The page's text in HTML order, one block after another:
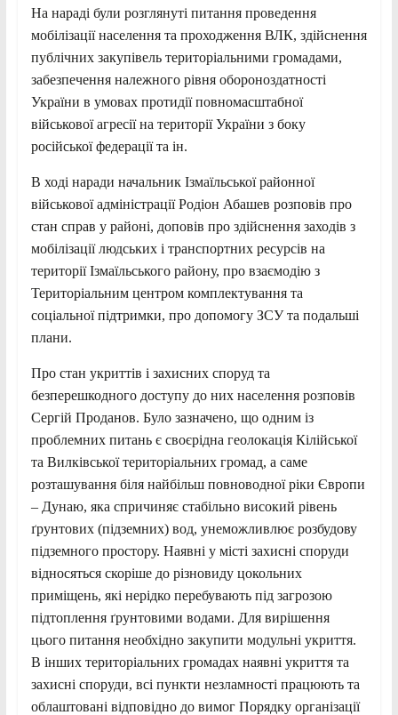
На нараді були розглянуті питання проведення
мобілізації населення та проходження ВЛК, здійснення
публічних закупівель територіальними громадами,
забезпечення належного рівня обороноздатності
України в умовах протидії повномасштабної
військової агресії на території України з боку
російської федерації та ін.
В ході наради начальник Ізмаїльської районної
військової адміністрації Родіон Абашев розповів про
стан справ у районі, доповів про здійснення заходів з
мобілізації людських і транспортних ресурсів на
території Ізмаїльського району, про взаємодію з
Територіальним центром комплектування та
соціальної підтримки, про допомогу ЗСУ та подальші
плани.
Про стан укриттів і захисних споруд та
безперешкодного доступу до них населення розповів
Сергій Проданов. Було зазначено, що одним із
проблемних питань є своєрідна геолокація Кілійської
та Вилківської територіальних громад, а саме
розташування біля найбільш повноводної ріки Європи
– Дунаю, яка спричиняє стабільно високий рівень
ґрунтових (підземних) вод, унеможливлює розбудову
підземного простору. Наявні у місті захисні споруди
відносяться скоріше до різновиду цокольних
приміщень, які нерідко перебувають під загрозою
підтоплення ґрунтовими водами. Для вирішення
цього питання необхідно закупити модульні укриття.
В інших територіальних громадах наявні укриття та
захисні споруди, всі пункти незламності працюють та
облаштовані відповідно до вимог Порядку організації